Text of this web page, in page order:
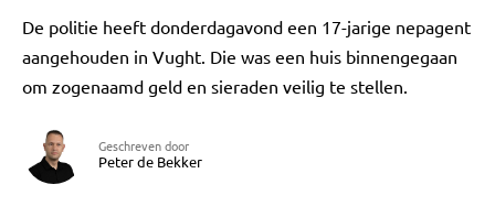
De politie heeft donderdagavond een 17-jarige nepagent
aangehouden in Vught. Die was een huis binnengegaan
om zogenaamd geld en sieraden veilig te stellen.
Geschreven door
Peter de Bekker